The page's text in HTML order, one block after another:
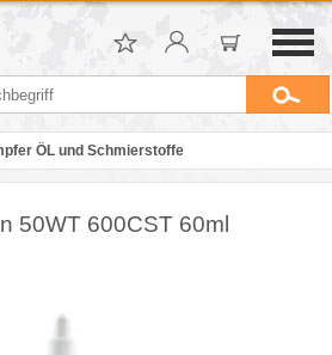
ÖL und Schmierstoffe
50WT 600CST 60ml